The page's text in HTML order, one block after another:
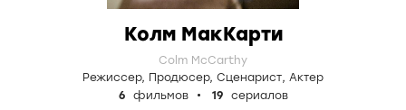
Колм МакКарти
Colm McCarthy
Режиссер, Продюсер, Сценарист, Актер
6
фильмов 19 сериалов